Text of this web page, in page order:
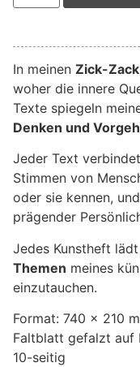
In meinen Zick-
woher die innere
Texte spiegeln
Denken und
Jeder Text
Stimmen von
oder sie kennen,
prägender
Jedes Kunstheft
Themen meines
einzutauchen.
Format: 740 x 210
Faltblatt gefalzt auf
10-seitig